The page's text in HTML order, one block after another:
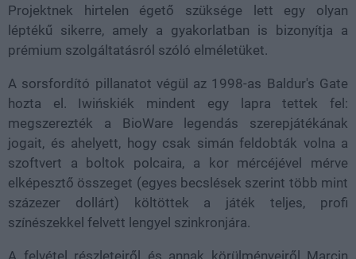
Projektnek hirtelen égető szüksége lett egy olyan
léptékű sikerre, amely a gyakorlatban is bizonyítja a
prémium szolgáltatásról szóló elméletüket.
A sorsfordító pillanatot végül az 1998-as Baldur's Gate
hozta el. Iwińskiék mindent egy lapra tettek fel:
megszerezték a BioWare legendás szerepjátékának
jogait, és ahelyett, hogy csak simán feldobták volna a
szoftvert a boltok polcaira, a kor mércéjével mérve
elképesztő összeget (egyes becslések szerint több mint
százezer dollárt) költöttek a játék teljes, profi
színészekkel felvett lengyel szinkronjára.